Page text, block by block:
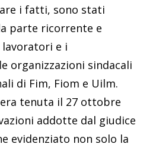
i fatti, sono stati
parte ricorrente e
e i
organizzazioni sindacali
di Fim, Fiom e Uilm.
era tenuta il 27 ottobre
addotte dal giudice
evidenziato non solo la